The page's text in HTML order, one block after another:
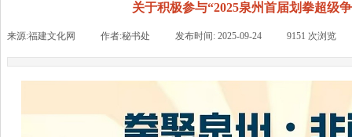
关于积极参与“2025泉州首届划拳超级
来源:福建文化网 作者:秘书处 发布时间: 2025-09-24 9151 次浏览